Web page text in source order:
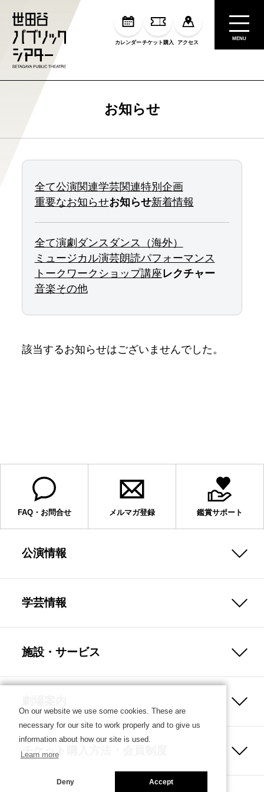
カレンダーチケット購入 アクセス
MENU
お知らせ
全て公演関連学芸関連特別企画
重要なお知らせお知らせ新着情報
全て演劇 ダンス ダンス（海外）
ミュージカル演芸朗読パフォーマンス
トーク ワークショップ講座レクチャー
音楽その他
該当するお知らせはございませんでした。
FAQ・お問合せ メルマガ登録 鑑賞サポート
公演情報
学芸情報
施設・サービス
チケット購入方法・会員制度
On our website we use some cookies. These are
necessary for our site to work properly and to give us
information about how our site is used.
Learn more
Deny Accept